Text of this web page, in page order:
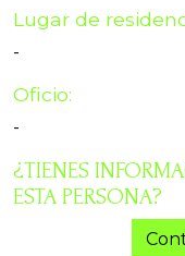
Lugar de
-
Oficio:
-
¿TIENES
ESTA PERSONA?